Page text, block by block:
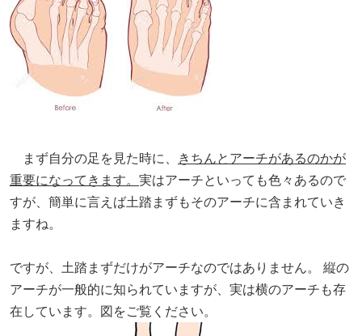
まず自分の足を見た時に、
きちんとアーチがあるのかが
重要になってきます。 実はアーチといっても色々あるので
すが、簡単に言えば土踏まずもそのアーチに含まれていき
ますね。
ですが、土踏まずだけがアーチなのではありません。 縦の
アーチが一般的に知られていますが、実は横のアーチも存
在しています。図をご覧ください。